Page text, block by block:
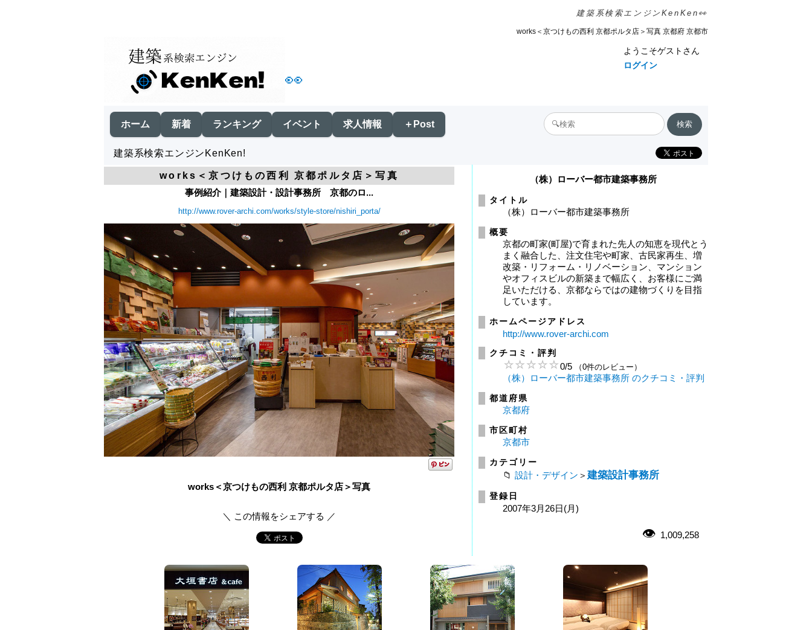
建築系検索エンジンKenKen👀
works＜京つけもの西利 京都ポルタ店＞写真 京都府 京都市
👀
ようこそゲストさん
ログイン
ホーム 新着 ランキング イベント 求人情報 ＋Post
建築系検索エンジンKenKen!
works＜京つけもの西利 京都ポルタ店＞写真
事例紹介｜建築設計・設計事務所 京都のロ...
http://www.rover-archi.com/works/style-store/nishiri_porta/
works＜京つけもの西利 京都ポルタ店＞写真
＼ この情報をシェアする ／
（株）ローバー都市建築事務所
タイトル
（株）ローバー都市建築事務所
概要
京都の町家(町屋)で育まれた先人の知恵を現代とう
まく融合した、注文住宅や町家、古民家再生、増
改築・リフォーム・リノベーション、マンション
やオフィスビルの新築まで幅広く、お客様にご満
足いただける、京都ならではの建物づくりを目指
しています。
ホームページアドレス
http://www.rover-archi.com
クチコミ・評判
0/5 （0件のレビュー）
（株）ローバー都市建築事務所 のクチコミ・評判
都道府県
京都府
市区町村
京都市
カテゴリー
設計・デザイン ＞ 建築設計事務所
登録日
2007年3月26日(月)
1,009,258